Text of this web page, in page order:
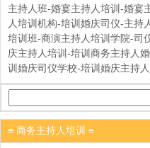
主持人班-婚宴主持人培训-婚宴
人培训机构-培训婚庆司仪-主持
培训班-商演主持人培训学院-司
庆主持人培训-培训商务主持人
训婚庆司仪学校-培训婚庆主持
≡ 商务主持人培训 ≡